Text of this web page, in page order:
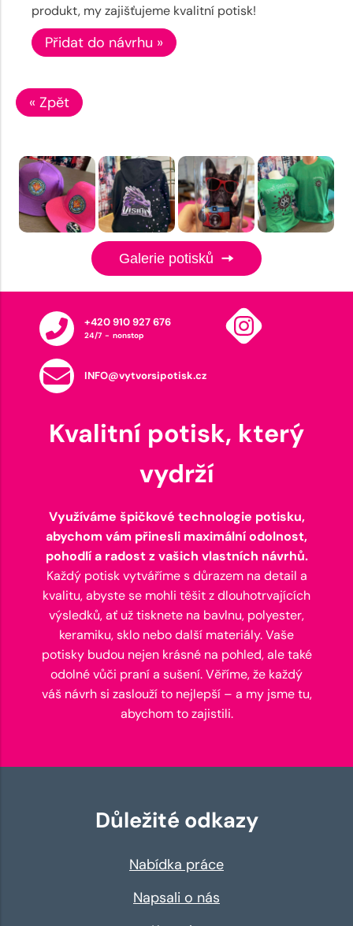
produkt, my zajišťujeme kvalitní potisk!
Přidat do návrhu »
« Zpět
Galerie potisků
+420 910 927 676
24/7 - nonstop
INFO@vytvorsipotisk.cz
Kvalitní potisk, který
vydrží
Využíváme špičkové technologie potisku,
abychom vám přinesli maximální odolnost,
pohodlí a radost z vašich vlastních návrhů.
Každý potisk vytváříme s důrazem na detail a
kvalitu, abyste se mohli těšit z dlouhotrvajících
výsledků, ať už tisknete na bavlnu, polyester,
keramiku, sklo nebo další materiály. Vaše
potisky budou nejen krásné na pohled, ale také
odolné vůči praní a sušení. Věříme, že každý
váš návrh si zaslouží to nejlepší – a my jsme tu,
abychom to zajistili.
Důležité odkazy
Nabídka práce
Napsali o nás